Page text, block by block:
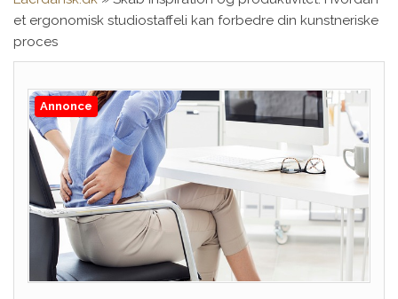
et ergonomisk studiostaffeli kan forbedre din kunstneriske
proces
Annonce